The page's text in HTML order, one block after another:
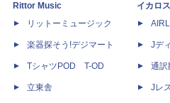
Rittor Music
リットーミュージック
楽器探そう!デジマート
TシャツPOD T-OD
立東舎
イカロ
Jデ
通訳
Jレ